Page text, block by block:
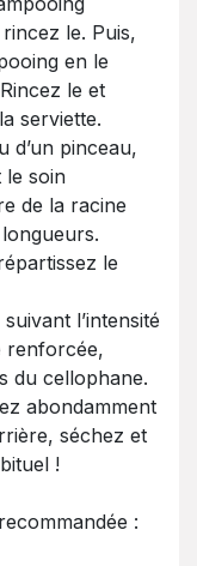
le. Puis,
en le
le et
serviette.
d’un pinceau,
le soin
de la racine
le
l’intensité
renforcée,
du cellophane.
abondamment
séchez et
!
: